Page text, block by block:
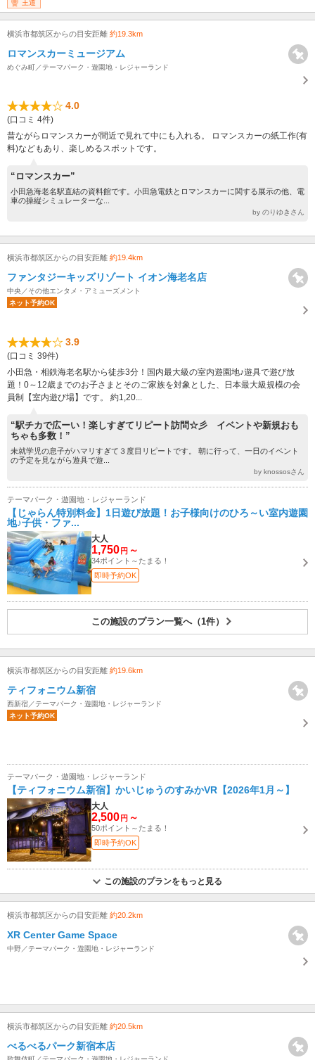
王道
横浜市都筑区からの目安距離 約19.3km
ロマンスカーミュージアム
めぐみ町／テーマパーク・遊園地・レジャーランド
4.0
(口コミ 4件)
昔ながらロマンスカーが間近で見れて中にも入れる。 ロマンスカーの紙工作(有
料)などもあり、楽しめるスポットです。
“ロマンスカー”
小田急海老名駅直結の資料館です。小田急電鉄とロマンスカーに関する展示の他、電
車の操縦シミュレーターな...
by のりゆきさん
横浜市都筑区からの目安距離 約19.4km
ファンタジーキッズリゾート イオン海老名店
中央／その他エンタメ・アミューズメント
ネット予約OK
3.9
(口コミ 39件)
小田急・相鉄海老名駅から徒歩3分！国内最大級の室内遊園地♪遊具で遊び放
題！0～12歳までのお子さまとそのご家族を対象とした、日本最大級規模の会
員制【室内遊び場】です。 約1,20...
“駅チカで広ーい！楽しすぎてリピート訪問☆彡 イベントや新規おも
ちゃも多数！”
未就学児の息子がハマリすぎて３度目リピートです。 朝に行って、一日のイベント
の予定を見ながら遊具で遊...
by knossosさん
テーマパーク・遊園地・レジャーランド
【じゃらん特別料金】1日遊び放題！お子様向けのひろ～い室内遊園
地♪子供・ファ...
大人
1,750 円 ～
34ポイント～たまる！
即時予約OK
この施設のプラン一覧へ（1件）
横浜市都筑区からの目安距離 約19.6km
ティフォニウム新宿
西新宿／テーマパーク・遊園地・レジャーランド
ネット予約OK
テーマパーク・遊園地・レジャーランド
【ティフォニウム新宿】かいじゅうのすみかVR【2026年1月～】
大人
2,500 円 ～
50ポイント～たまる！
即時予約OK
この施設のプランをもっと見る
横浜市都筑区からの目安距離 約20.2km
XR Center Game Space
中野／テーマパーク・遊園地・レジャーランド
横浜市都筑区からの目安距離 約20.5km
べるべるパーク新宿本店